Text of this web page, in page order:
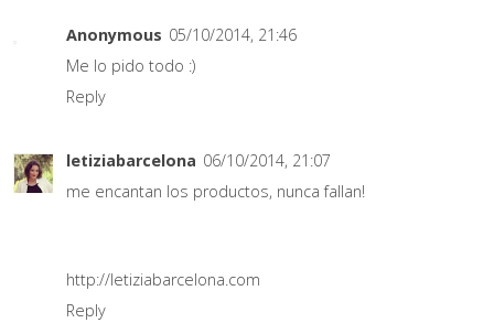
Anonymous 05/10/2014, 21:46
Me lo pido todo :)
Reply
letiziabarcelona 06/10/2014, 21:07
me encantan los productos, nunca fallan!
http://letiziabarcelona.com
Reply